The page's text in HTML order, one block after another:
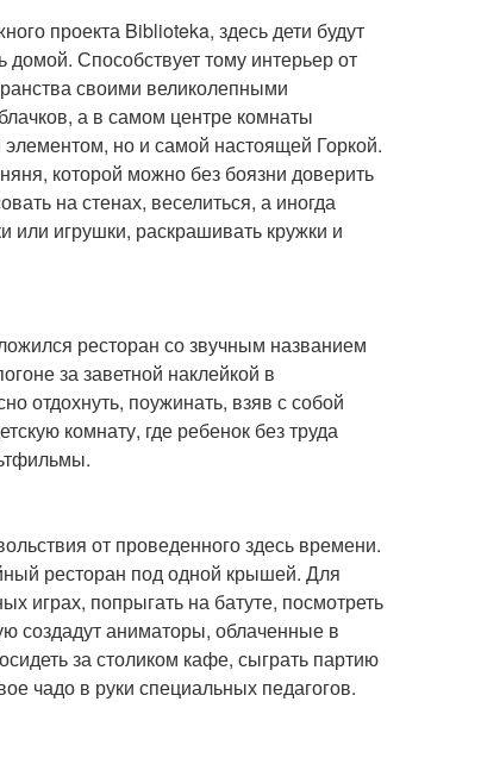
проекта Biblioteka, здесь дети будут
домой. Способствует тому интерьер от
своими великолепными
а в самом центре комнаты
но и самой настоящей Горкой.
которой можно без боязни доверить
на стенах, веселиться, а иногда
или игрушки, раскрашивать кружки и
ресторан со звучным названием
за заветной наклейкой в
отдохнуть, поужинать, взяв с собой
комнату, где ребенок без труда
от проведенного здесь времени.
ресторан под одной крышей. Для
играх, попрыгать на батуте, посмотреть
создадут аниматоры, облаченные в
за столиком кафе, сыграть партию
чадо в руки специальных педагогов.